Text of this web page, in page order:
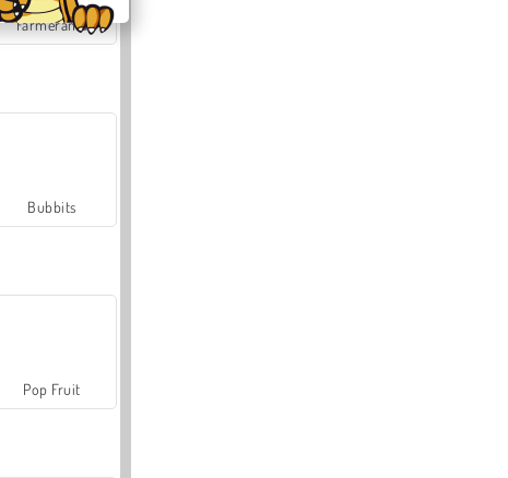
Farmerama
Bubbits
Pop Fruit